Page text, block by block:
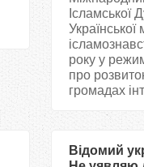
Ісламської
року у
про
громадах
Відомий